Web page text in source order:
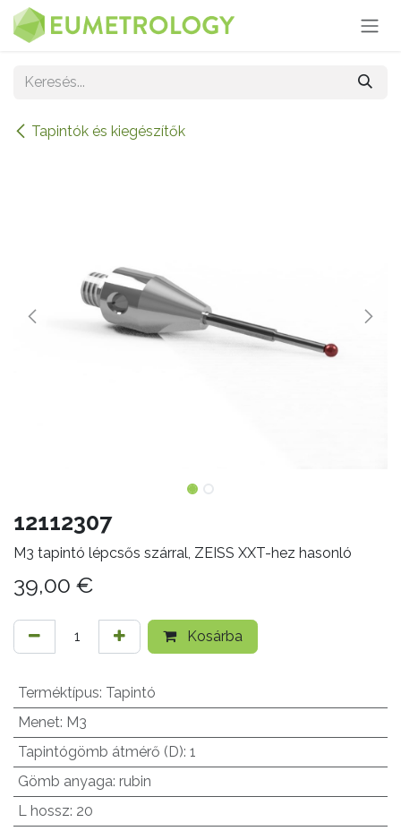
Kihagyás és továbblépés a tartalomhoz
Tapintók és kiegészítők
12112307
M3 tapintó lépcsős szárral, ZEISS XXT-hez hasonló
39,00 €
Kosárba
Terméktípus: Tapintó
Menet: M3
Tapintógömb átmérő (D): 1
Gömb anyaga: rubin
L hossz: 20